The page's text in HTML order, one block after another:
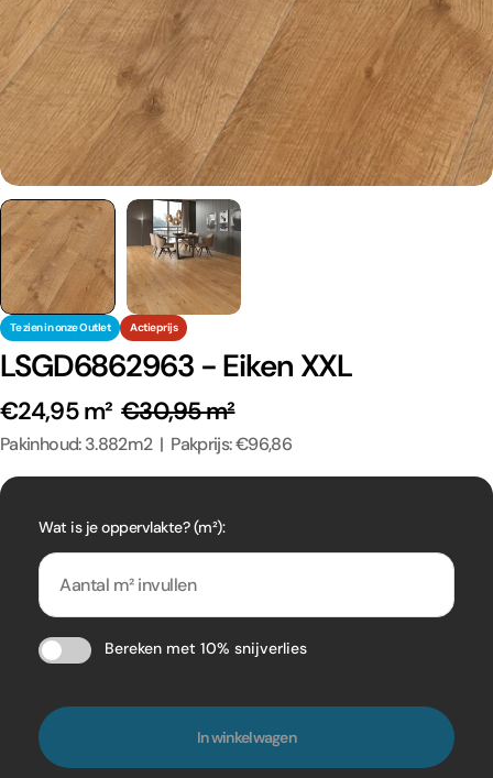
Te zien in onze Outlet Actieprijs
LSGD6862963 - Eiken XXL
€24,95 m² €30,95 m²
Pakinhoud: 3.882m2 | Pakprijs: €96,86
Wat is je oppervlakte? (m²):
Bereken met 10% snijverlies
In winkelwagen